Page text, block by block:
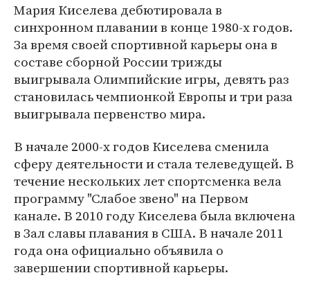
Мария Киселева дебютировала в
синхронном плавании в конце 1980-х годов.
За время своей спортивной карьеры она в
составе сборной России трижды
выигрывала Олимпийские игры, девять раз
становилась чемпионкой Европы и три раза
выигрывала первенство мира.
В начале 2000-х годов Киселева сменила
сферу деятельности и стала телеведущей. В
течение нескольких лет спортсменка вела
программу "Слабое звено" на Первом
канале. В 2010 году Киселева была включена
в Зал славы плавания в США. В начале 2011
года она официально объявила о
завершении спортивной карьеры.